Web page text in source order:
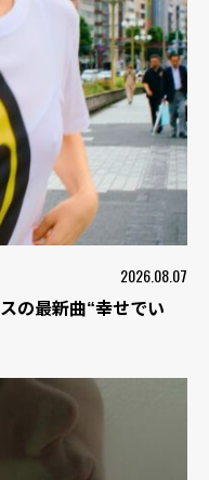
2026.08.07
の最新曲“幸せでい